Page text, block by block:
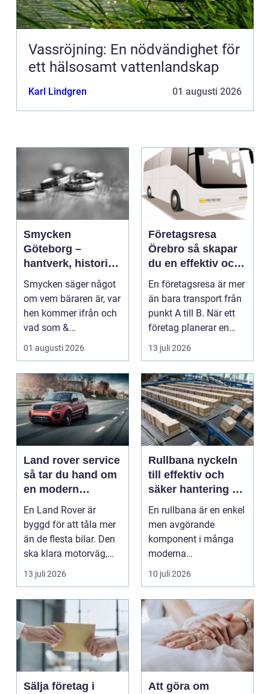
Vassröjning: En nödvändighet för
ett hälsosamt vattenlandskap
Karl Lindgren 01 augusti 2026
Smycken
Göteborg –
hantverk, historia
och personligt
uttryck
Smycken säger något
om vem bäraren är, var
hen kommer ifrån och
vad som &...
01 augusti 2026
Företagsresa
Örebro så skapar
du en effektiv och
minnesvärd resa
En företagsresa är mer
än bara transport från
punkt A till B. När ett
företag planerar en
resa för m...
13 juli 2026
Land rover service
så tar du hand om
en modern
klassiker
En Land Rover är
byggd för att tåla mer
än de flesta bilar. Den
ska klara motorväg,
stadstrafik, gru...
13 juli 2026
Rullbana nyckeln
till effektiv och
säker hantering av
gods
En rullbana är en enkel
men avgörande
komponent i många
moderna
verksamheter. Den
används för att fl...
10 juli 2026
Sälja företag i
Att göra om